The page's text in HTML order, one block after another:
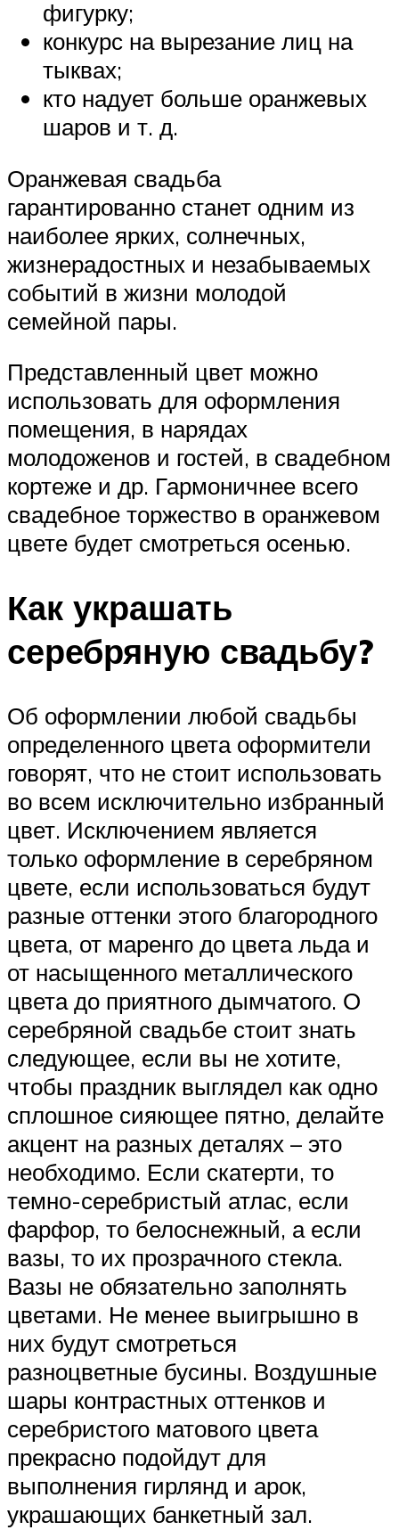
фигурку;
конкурс на вырезание лиц на
тыквах;
кто надует больше оранжевых
шаров и т. д.
Оранжевая свадьба
гарантированно станет одним из
наиболее ярких, солнечных,
жизнерадостных и незабываемых
событий в жизни молодой
семейной пары.
Представленный цвет можно
использовать для оформления
помещения, в нарядах
молодоженов и гостей, в свадебном
кортеже и др. Гармоничнее всего
свадебное торжество в оранжевом
цвете будет смотреться осенью.
Как украшать
серебряную свадьбу?
Об оформлении любой свадьбы
определенного цвета оформители
говорят, что не стоит использовать
во всем исключительно избранный
цвет. Исключением является
только оформление в серебряном
цвете, если использоваться будут
разные оттенки этого благородного
цвета, от маренго до цвета льда и
от насыщенного металлического
цвета до приятного дымчатого. О
серебряной свадьбе стоит знать
следующее, если вы не хотите,
чтобы праздник выглядел как одно
сплошное сияющее пятно, делайте
акцент на разных деталях – это
необходимо. Если скатерти, то
темно-серебристый атлас, если
фарфор, то белоснежный, а если
вазы, то их прозрачного стекла.
Вазы не обязательно заполнять
цветами. Не менее выигрышно в
них будут смотреться
разноцветные бусины. Воздушные
шары контрастных оттенков и
серебристого матового цвета
прекрасно подойдут для
выполнения гирлянд и арок,
украшающих банкетный зал.